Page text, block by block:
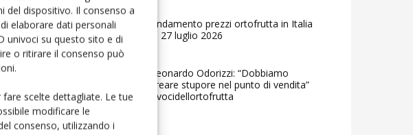
del dispositivo. Il consenso a
elaborare dati personali
univoci su questo sito e di
o ritirare il consenso può
scelte dettagliate. Le tue
modificare le
consenso, utilizzando i
Andamento prezzi ortofrutta in Italia
al 27 luglio 2026
Leonardo Odorizzi: “Dobbiamo
creare stupore nel punto di vendita”
#vocidellortofrutta